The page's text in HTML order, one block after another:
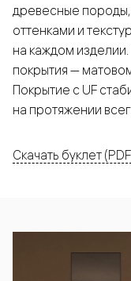
древесные
оттенками и
на каждом изделии.
покрытия —
Покрытие с UF
на протяжении
Скачать буклет